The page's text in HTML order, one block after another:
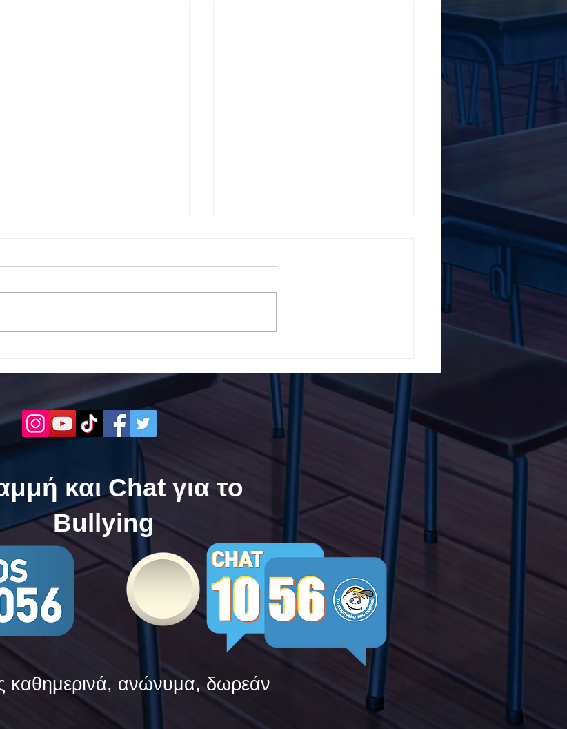
Τώρα. Με σύνθημα "Μίλα
Τώρα" όλα τα σχολεία της
Ελλάδας ενώνουν τις
δυνάμεις τους ενάντια στο
| Μίλα Τώρα. Με σύνθημα
"Μίλα Τώρα" όλα τα σχολεία
της Ελλάδας ενώνουν τις
δυνάμεις τους ενάντια στο
και Chat για το
Bullying
καθημερινά, ανώνυμα, δωρεάν